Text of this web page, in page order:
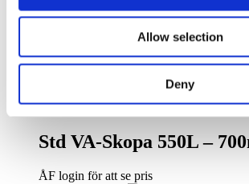
Allow selection
Deny
HD VA-Skopa 1050L –
Std VA-Skopa 550L –
ÅF login för att se pris